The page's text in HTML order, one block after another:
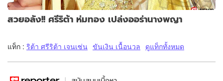
สวยอลัง!! ศรีริต้า ห่มทอง เปล่งออร่านางพญา
แท็ก : ริต้า ศรีริต้า เจนเซ่น ขันเงิน เนื้อนวล ดูแท็กทั้งหมด